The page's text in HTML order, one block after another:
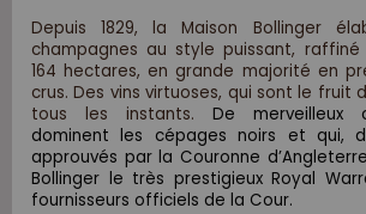
Depuis 1829, la Maison Bollinger
champagnes au style puissant,
164 hectares, en grande majorité en
crus. Des vins virtuoses, qui sont le fruit
tous les instants. De merveilleux
dominent les cépages noirs et qui,
approuvés par la Couronne
Bollinger le très prestigieux Royal
fournisseurs officiels de la Cour.